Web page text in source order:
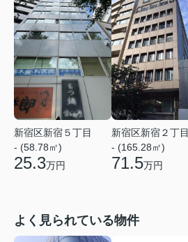
新宿区新宿５丁目
- (58.78㎡)
25.3万円
新宿区新宿２丁目
- (165.28㎡)
71.5万円
よく見られている物件